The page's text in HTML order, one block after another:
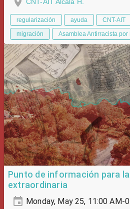
regularización ayuda CNT-AIT
migración
Asamblea Antirracista
Punto de información para
extraordinaria
Monday, May 25, 11:00 AM-